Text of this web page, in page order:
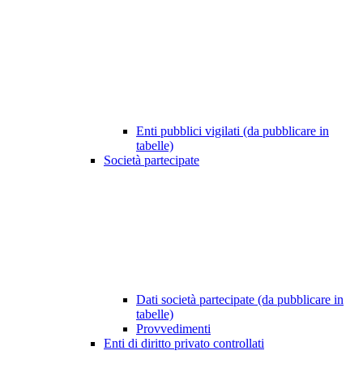
Enti pubblici vigilati (da pubblicare in
tabelle)
Società partecipate
Dati società partecipate (da pubblicare in
tabelle)
Provvedimenti
Enti di diritto privato controllati